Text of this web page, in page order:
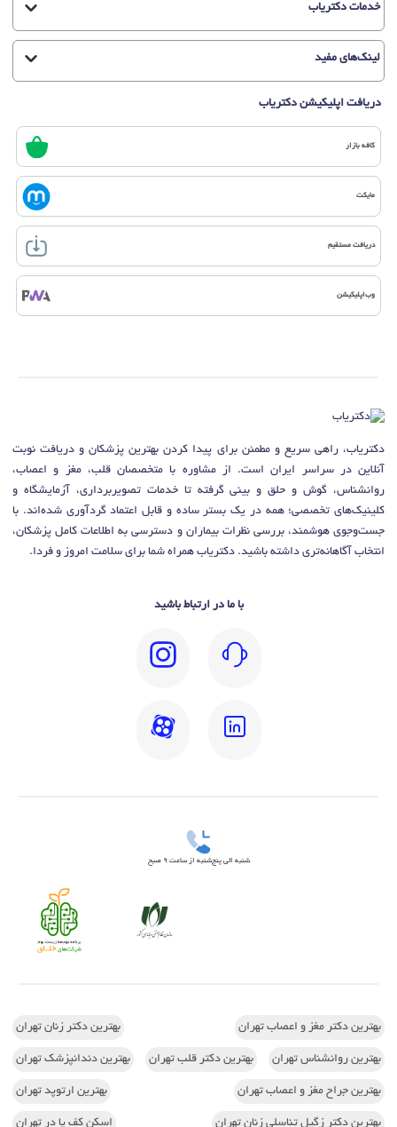
خدمات دکتریاب
لینک‌های مفید
دریافت اپلیکیشن دکتریاب
کافه بازار
مایکت
دریافت مستقیم
وب‌اپلیکیشن
دکتریاب، راهی سریع و مطمئن برای پیدا کردن بهترین پزشکان و دریافت نوبت
آنلاین در سراسر ایران است. از مشاوره با متخصصان قلب، مغز و اعصاب،
روانشناس، گوش و حلق و بینی گرفته تا خدمات تصویربرداری، آزمایشگاه و
کلینیک‌های تخصصی؛ همه در یک بستر ساده و قابل اعتماد گردآوری شده‌اند. با
جست‌وجوی هوشمند، بررسی نظرات بیماران و دسترسی به اطلاعات کامل پزشکان،
انتخاب آگاهانه‌تری داشته باشید. دکتریاب همراه شما برای سلامت امروز و فردا.
با ما در ارتباط باشید
شنبه الی پنج‌شنبه از ساعت 9 صبح
بهترین دکتر مغز و اعصاب تهران بهترین دکتر زنان تهران
بهترین روانشناس تهران بهترین دکتر قلب تهران بهترین دندانپزشک تهران
بهترین جراح مغز و اعصاب تهران بهترین ارتوپد تهران
بهترین دکتر زگیل تناسلی زنان تهران اسکن کف پا در تهران